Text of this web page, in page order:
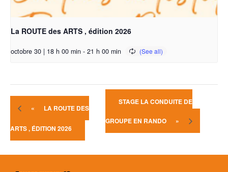
La ROUTE des ARTS , édition 2026
octobre 30 | 18 h 00 min - 21 h 00 min
« LA ROUTE DES
ARTS , ÉDITION 2026
STAGE LA CONDUITE DE
GROUPE EN RANDO »